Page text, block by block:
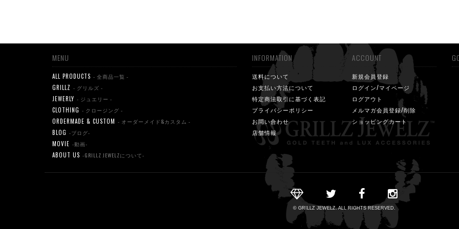
MENU
ALL PRODUCTS - 全商品一覧 -
GRILLZ - グリルズ -
JEWERLY - ジュエリー -
CLOTHING - クロージング -
ORDERMADE & CUSTOM - オーダーメイド&カスタム -
BLOG -ブログ-
MOVIE -動画-
ABOUT US -GRILLZ JEWELZについて-
INFORMATION
送料について
お支払い方法について
特定商法取引に基づく表記
プライバシーポリシー
お問い合わせ
店舗情報
ACCOUNT
新規会員登録
ログイン/マイページ
ログアウト
メルマガ会員登録/削除
ショッピングカート
© GRILLZ JEWELZ. ALL RIGHTS RESERVED.